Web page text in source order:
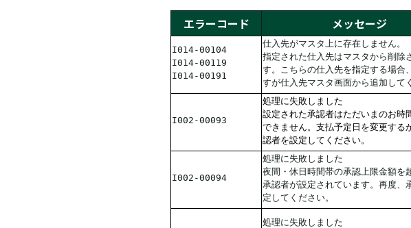
エラーコード メッセージ
I014-00104
I014-00119
I014-00191
仕入先がマスタ上に存在しません。
指定された仕入先はマスタから削除
す。こちらの仕入先を指定する場合
すが仕入先マスタ画面から追加して
I002-00093
処理に失敗しました
設定された承認者はただいまのお時
できません。支払予定日を変更する
認者を設定してください。
I002-00094
処理に失敗しました
夜間・休日時間帯の承認上限金額を
承認者が設定されています。再度、
定してください。
処理に失敗しました